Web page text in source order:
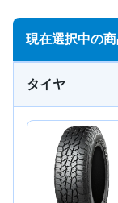
現在選択中の
タイヤ